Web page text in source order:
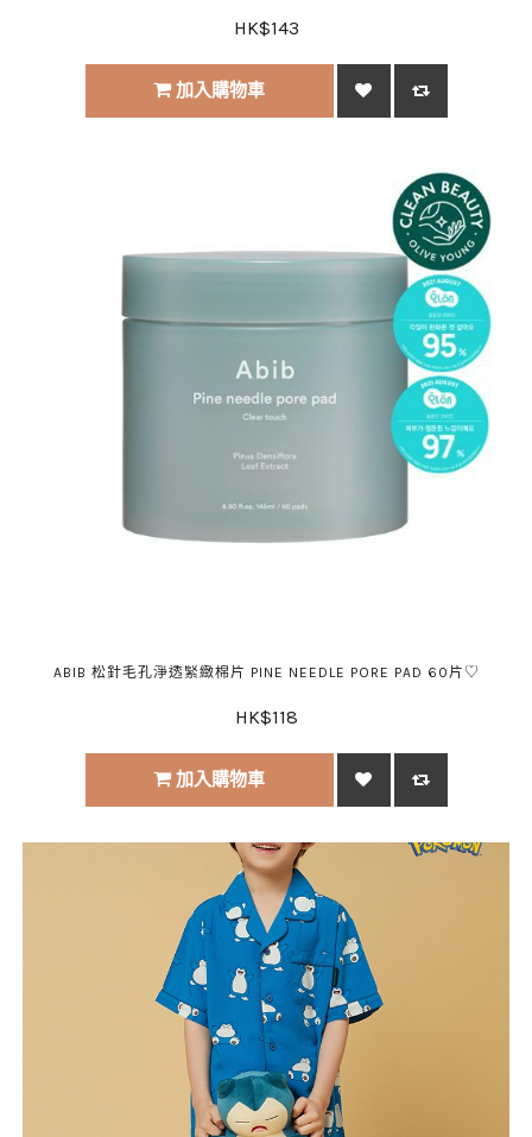
HK$143
加入購物車
ABIB 松針毛孔淨透緊緻棉片 PINE NEEDLE PORE PAD 60片♡
HK$118
加入購物車